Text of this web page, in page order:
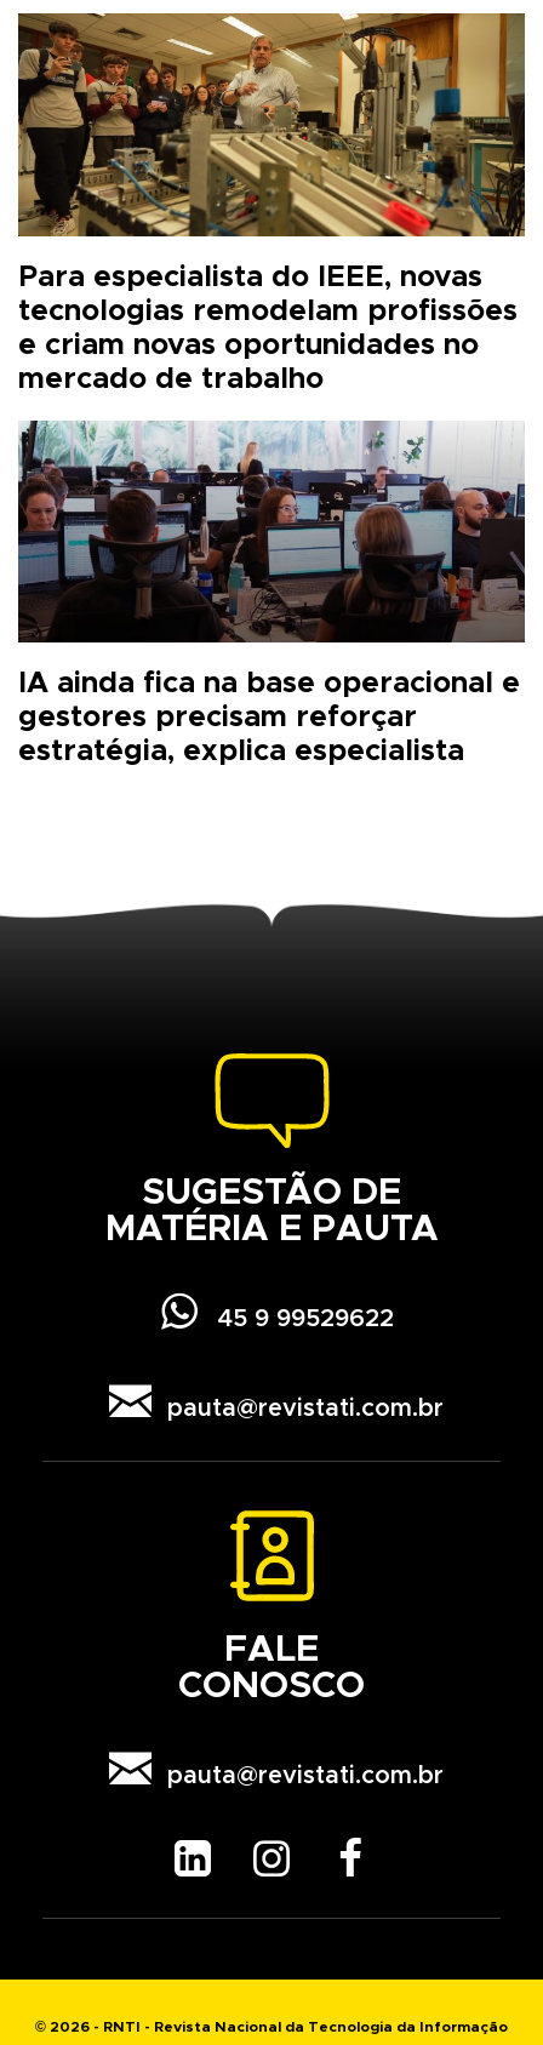
Para especialista do IEEE, novas
tecnologias remodelam profissões
e criam novas oportunidades no
mercado de trabalho
IA ainda fica na base operacional e
gestores precisam reforçar
estratégia, explica especialista
SUGESTÃO DE
MATÉRIA E PAUTA
 45 9 99529622
 pauta@revistati.com.br
FALE
CONOSCO
 pauta@revistati.com.br
  
© 2026 - RNTI - Revista Nacional da Tecnologia da Informação